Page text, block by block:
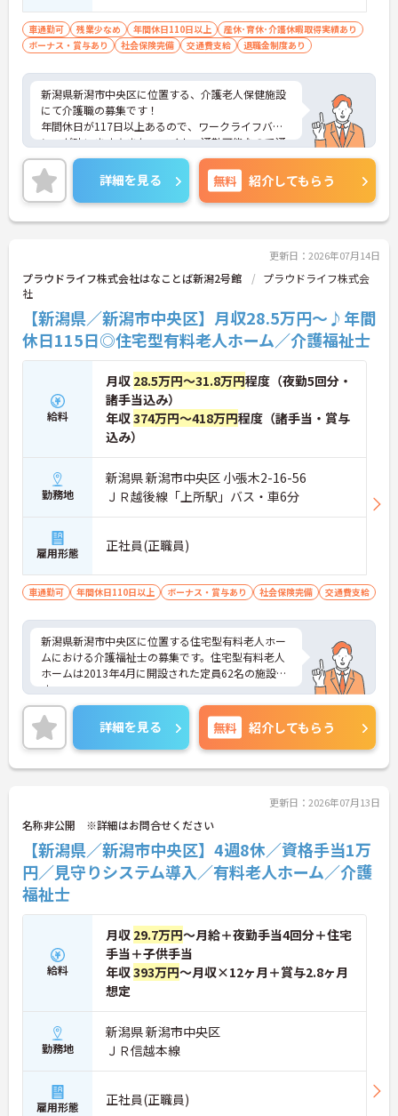
車通勤可 残業少なめ 年間休日110日以上
産休･育休･介護休暇取得実績あり
ボーナス・賞与あり
社会保険完備 交通費支給 退職金制度あり
新潟県新潟市中央区に位置する、介護老人保健施設
にて介護職の募集です！
年間休日が117日以上あるので、ワークライフバラ
ンスが叶います☆また、マイカー通勤可能なので通
勤らくらくです◎
ご興味のある方には、面接対策ポイントなど、さら
に詳細をお話しいたしますのでお気軽にご相談くだ
さい！
詳細を見る 無料 紹介してもらう
更新日：2026年07月14日
プラウドライフ株式会社はなことば新潟2号館
プラウドライフ株式会
社
【新潟県／新潟市中央区】月収28.5万円～♪年間
休日115日◎住宅型有料老人ホーム／介護福祉士
給料
月収 28.5万円～31.8万円程度（夜勤5回分・
諸手当込み）
年収374万円～418万円程度（諸手当・賞与
込み）
勤務地
新潟県 新潟市中央区 小張木2-16-56
ＪＲ越後線「上所駅」バス・車6分
雇用形態 正社員(正職員)
車通勤可 年間休日110日以上 ボーナス・賞与あり 社会保険完備 交通費支給
新潟県新潟市中央区に位置する住宅型有料老人ホー
ムにおける介護福祉士の募集です。住宅型有料老人
ホームは2013年4月に開設された定員62名の施設で
す。
年間休日は115日もあり、プライベートを大切にし
ながらご勤務いただけます。また、マイカー通勤が
可能です。通勤が苦になりません。
ご興味のある方には、面接対策ポイントなど、さら
に詳細をご案内しますのでお気軽にご相談くださ
詳細を見る 無料 紹介してもらう
更新日：2026年07月13日
名称非公開 ※詳細はお問合せください
【新潟県／新潟市中央区】4週8休／資格手当1万
円／見守りシステム導入／有料老人ホーム／介護
福祉士
給料
月収 29.7万円～月給＋夜勤手当4回分＋住宅
手当＋子供手当
年収393万円～月収×12ヶ月＋賞与2.8ヶ月
想定
勤務地
新潟県 新潟市中央区
ＪＲ信越本線
雇用形態 正社員(正職員)